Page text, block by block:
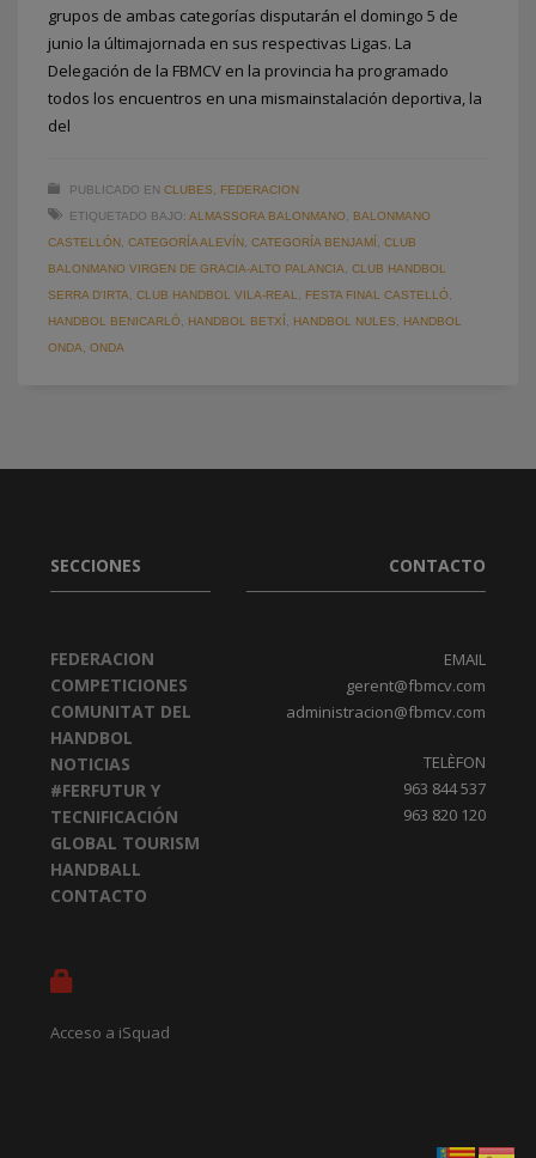
grupos de ambas categorías disputarán el domingo 5 de
junio la últimajornada en sus respectivas Ligas. La
Delegación de la FBMCV en la provincia ha programado
todos los encuentros en una mismainstalación deportiva, la
del
PUBLICADO EN CLUBES
FEDERACION
ETIQUETADO BAJO: ALMASSORA BALONMANO
BALONMANO
CASTELLÓN CATEGORÍA ALEVÍN CATEGORÍA BENJAMÍ
CLUB
BALONMANO VIRGEN DE GRACIA-ALTO PALANCIA
CLUB HANDBOL
SERRA D'IRTA
CLUB HANDBOL VILA-REAL FESTA FINAL CASTELLÓ
HANDBOL BENICARLÓ
HANDBOL BETXÍ HANDBOL NULES
HANDBOL
ONDA
ONDA
SECCIONES
FEDERACION
COMPETICIONES
COMUNITAT DEL
HANDBOL
NOTICIAS
#FERFUTUR Y
TECNIFICACIÓN
GLOBAL TOURISM
HANDBALL
CONTACTO
Acceso a iSquad
CONTACTO
EMAIL
gerent@fbmcv.com
administracion@fbmcv.com
TELÈFON
963 844 537
963 820 120